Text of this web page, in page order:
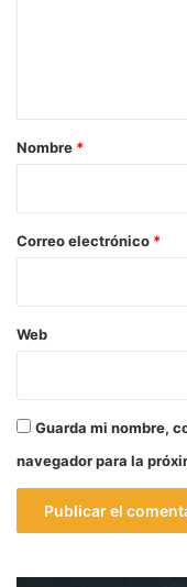
r
*
Nombre *
Correo electrónico *
Web
Guarda mi nombre,
navegador para la